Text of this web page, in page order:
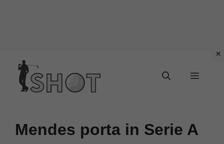
contenuto
Menu
Mendes porta in Serie A